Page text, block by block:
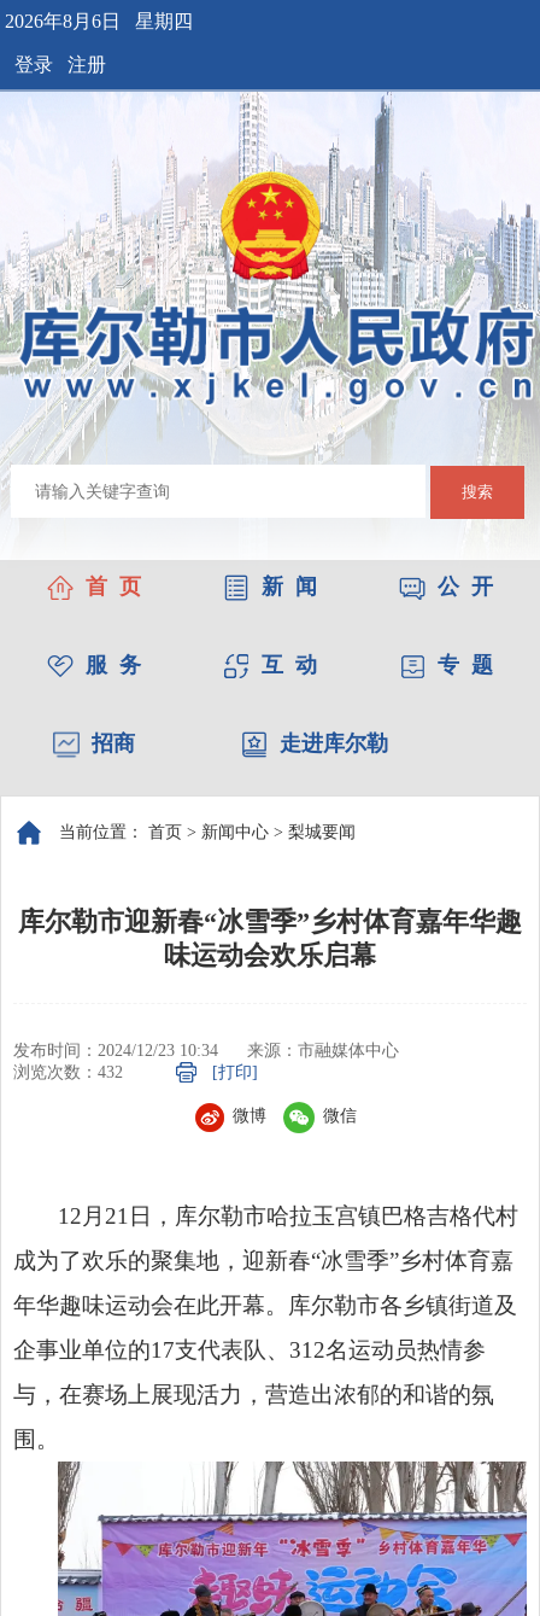
2026年8月6日 星期四
登录 注册
搜索
首 页 新 闻 公 开
服 务 互 动 专 题
招商 走进库尔勒
当前位置： 首页 > 新闻中心 > 梨城要闻
库尔勒市迎新春“冰雪季”乡村体育嘉年华趣
味运动会欢乐启幕
发布时间：2024/12/23 10:34
来源：市融媒体中心
浏览次数： 432 [打印]
微博 微信
12月21日，库尔勒市哈拉玉宫镇巴格吉格代村
成为了欢乐的聚集地，迎新春“冰雪季”乡村体育嘉
年华趣味运动会在此开幕。库尔勒市各乡镇街道及
企事业单位的17支代表队、312名运动员热情参
与，在赛场上展现活力，营造出浓郁的和谐的氛
围。